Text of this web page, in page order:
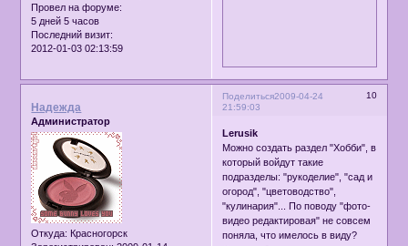
Провел на форуме:
5 дней 5 часов
Последний визит:
2012-01-03 02:13:59
Поделиться 10
2009-04-24
21:59:03
Надежда
Администратор
Откуда: Красногорск
Lerusik
Можно создать раздел "Хобби", в
который войдут такие
подразделы: "рукоделие", "сад и
огород", "цветоводство",
"кулинария"... По поводу "фото-
видео редактировая" не совсем
поняла, что имелось в виду?